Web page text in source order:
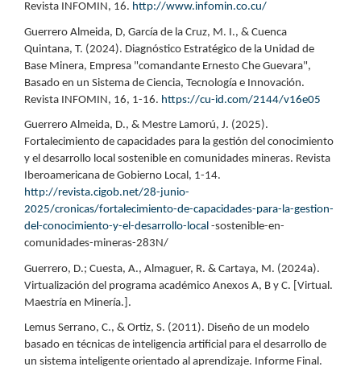
Revista INFOMIN, 16. http://www.infomin.co.cu/
Guerrero Almeida, D, García de la Cruz, M. I., & Cuenca
Quintana, T. (2024). Diagnóstico Estratégico de la Unidad de
Base Minera, Empresa "comandante Ernesto Che Guevara",
Basado en un Sistema de Ciencia, Tecnología e Innovación.
Revista INFOMIN, 16, 1-16. https://cu-id.com/2144/v16e05
Guerrero Almeida, D., & Mestre Lamorú, J. (2025).
Fortalecimiento de capacidades para la gestión del conocimiento
y el desarrollo local sostenible en comunidades mineras. Revista
Iberoamericana de Gobierno Local, 1-14.
http://revista.cigob.net/28-junio-
2025/cronicas/fortalecimiento-de-capacidades-para-la-gestion-
del-conocimiento-y-el-desarrollo-local -sostenible-en-
comunidades-mineras-283N/
Guerrero, D.; Cuesta, A., Almaguer, R. & Cartaya, M. (2024a).
Virtualización del programa académico Anexos A, B y C. [Virtual.
Maestría en Minería.].
Lemus Serrano, C., & Ortiz, S. (2011). Diseño de un modelo
basado en técnicas de inteligencia artificial para el desarrollo de
un sistema inteligente orientado al aprendizaje. Informe Final.